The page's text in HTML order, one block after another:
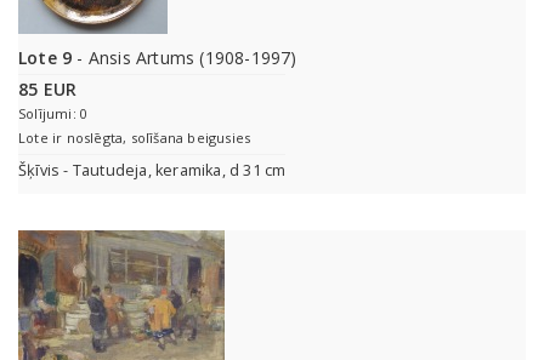
Lote 9 - Ansis Artums (1908-1997)
85 EUR
Solījumi: 0
Lote ir noslēgta, solīšana beigusies
Šķīvis - Tautudeja, keramika, d 31 cm